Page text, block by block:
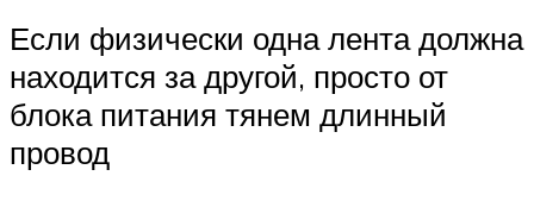
Если физически одна лента должна
находится за другой, просто от
блока питания тянем длинный
провод